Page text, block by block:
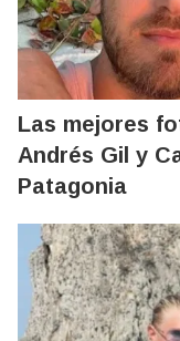
Las mejores
Andrés Gil y
Patagonia